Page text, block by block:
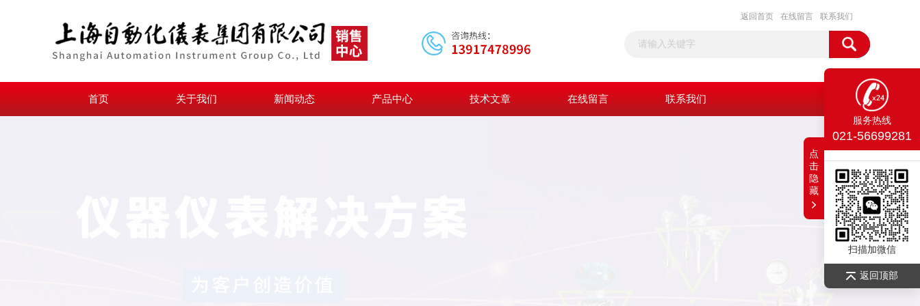
返回首页 在线留言 联系我们
首页 关于我们 新闻动态 产品中心 技术文章 在线留言 联系我们
服务热线
021-56699281
扫描加微信
返回顶部
点
击
隐
藏